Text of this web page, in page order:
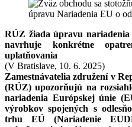
RÚZ žiada úpravu
navrhuje konkrétne
uplatňovania
(V Bratislave, 10. 6. 2025)
Zamestnávatelia združení v
(RÚZ) upozorňujú na
nariadenia Európskej únie
výrobkov spojených s
trhu EÚ (Nariadenie